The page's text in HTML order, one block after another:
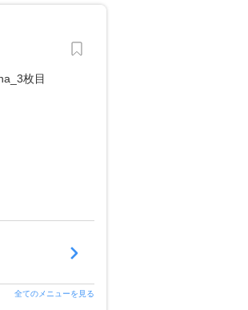
全てのメニューを見る